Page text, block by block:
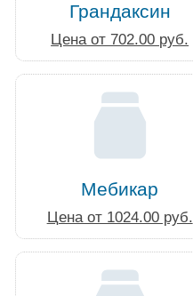
Грандаксин
Цена от 702.00 руб.
Мебикар
Цена от 1024.00 руб.